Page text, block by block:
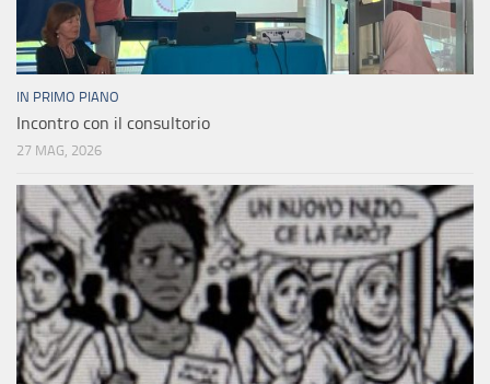
IN PRIMO PIANO
Incontro con il consultorio
27 MAG, 2026